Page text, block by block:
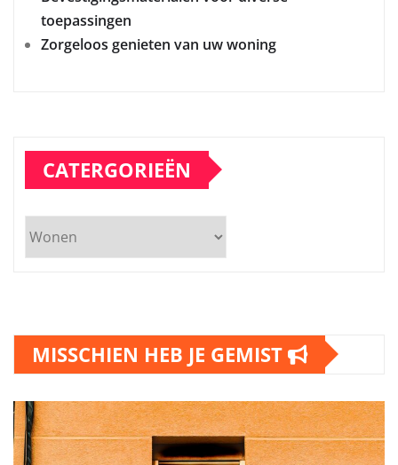
toepassingen
Zorgeloos genieten van uw woning
CATERGORIEËN
MISSCHIEN HEB JE GEMIST